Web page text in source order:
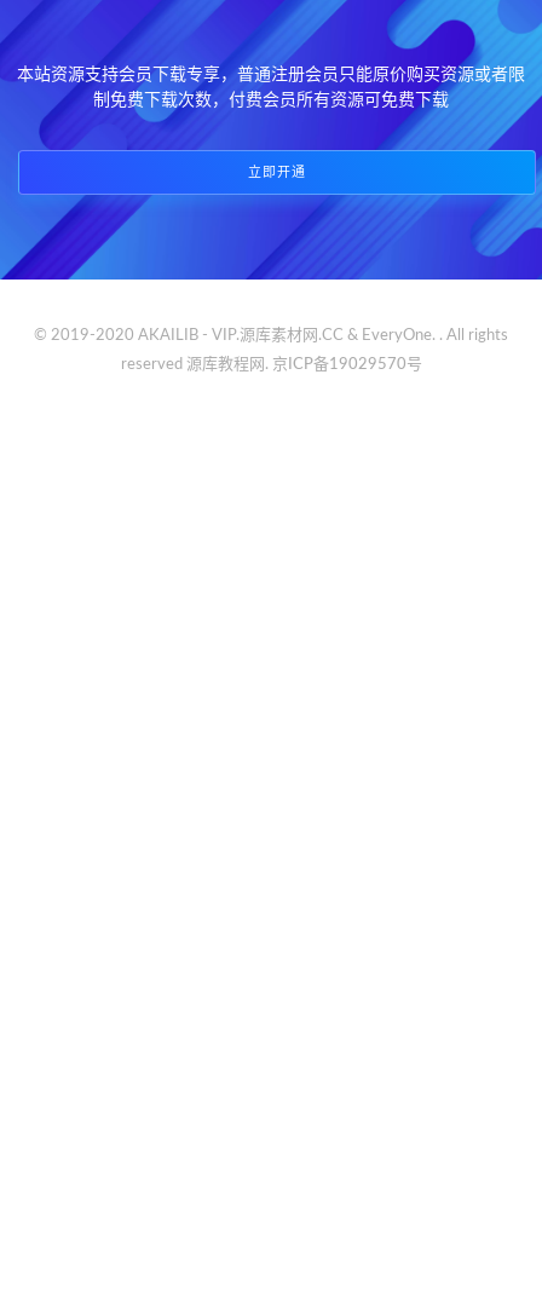
本站资源支持会员下载专享，普通注册会员只能原价购买资源或者限
制免费下载次数，付费会员所有资源可免费下载
立即开通
© 2019-2020 AKAILIB - VIP.源库素材网.CC & EveryOne. . All rights
reserved 源库教程网. 京ICP备19029570号